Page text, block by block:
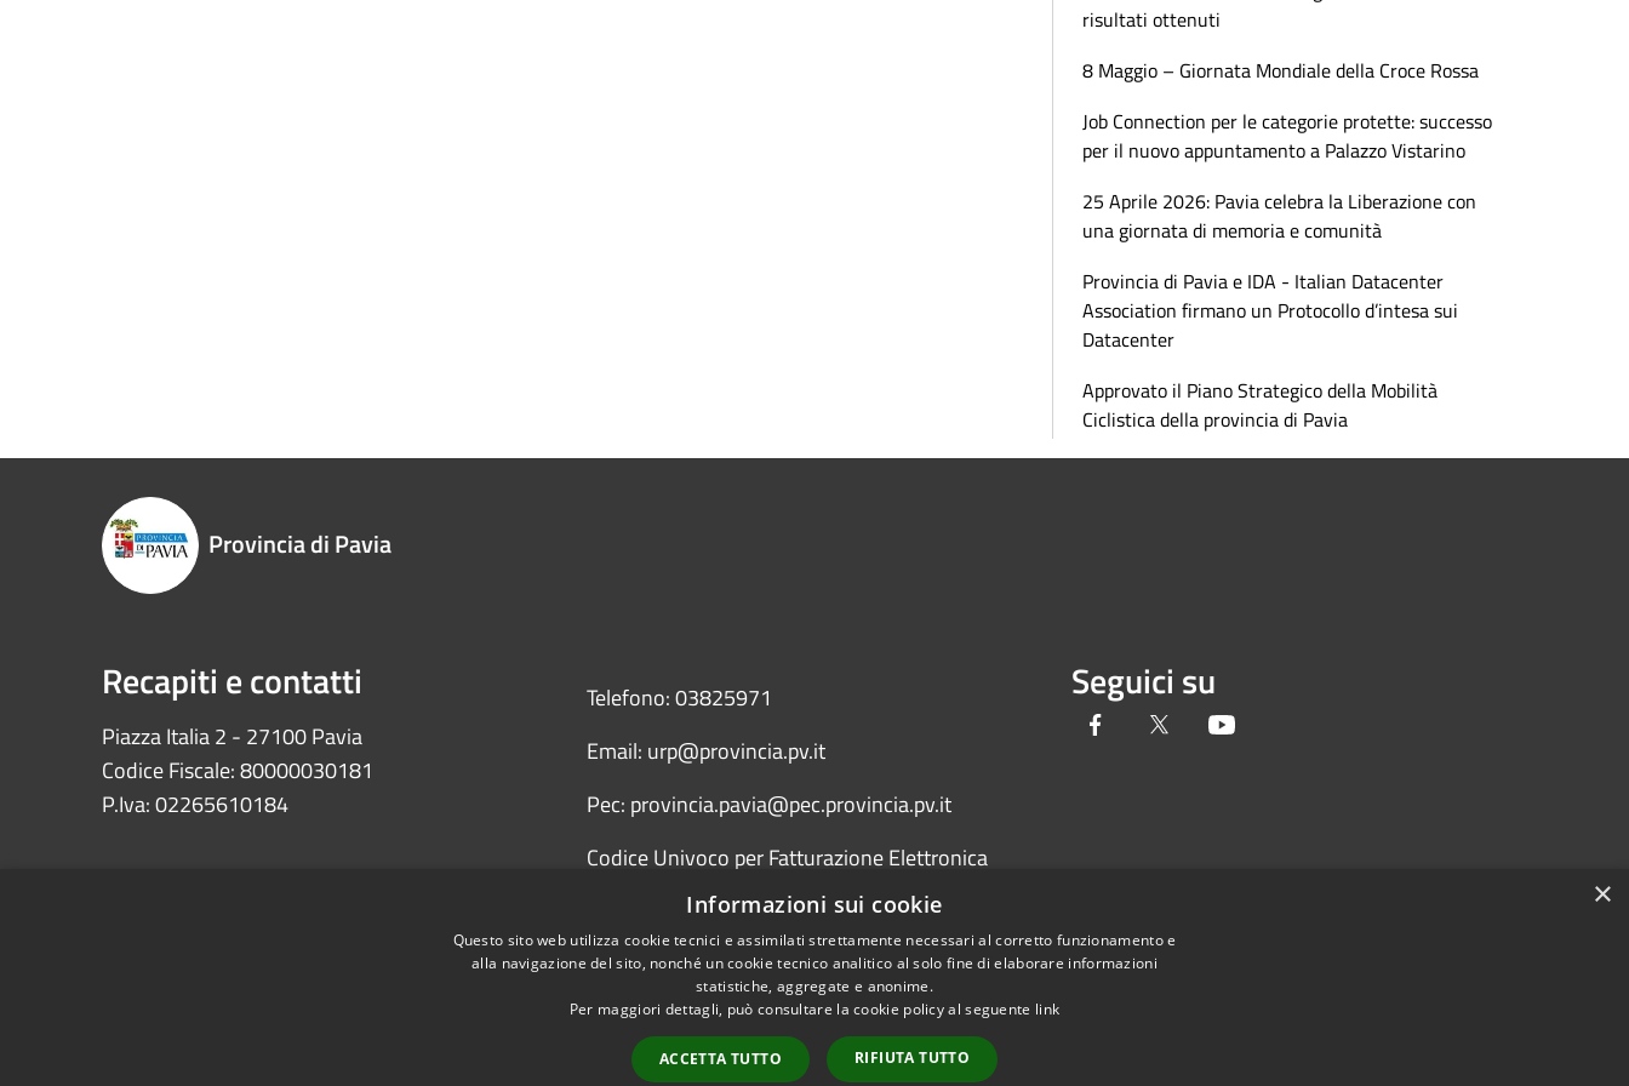
risultati ottenuti
8 Maggio – Giornata Mondiale della Croce Rossa
Job Connection per le categorie protette: successo
per il nuovo appuntamento a Palazzo Vistarino
25 Aprile 2026: Pavia celebra la Liberazione con
una giornata di memoria e comunità
Provincia di Pavia e IDA - Italian Datacenter
Association firmano un Protocollo d’intesa sui
Datacenter
Approvato il Piano Strategico della Mobilità
Ciclistica della provincia di Pavia
Provincia di Pavia
Recapiti e contatti
Piazza Italia 2 - 27100 Pavia
Codice Fiscale: 80000030181
P.Iva: 02265610184
Telefono: 03825971
Email: urp@provincia.pv.it
Pec: provincia.pavia@pec.provincia.pv.it
Codice Univoco per Fatturazione Elettronica
(Fattura PA) UFYCZU
Seguici su
Facebook Twitter
Credits Copyright © 2026 • Provincia di Pavia • Powered by
×
Informazioni sui cookie
Questo sito web utilizza cookie tecnici e assimilati strettamente necessari al corretto funzionamento e
alla navigazione del sito, nonché un cookie tecnico analitico al solo fine di elaborare informazioni
statistiche, aggregate e anonime.
Per maggiori dettagli, può consultare la cookie policy al seguente link
ACCETTA TUTTO RIFIUTA TUTTO